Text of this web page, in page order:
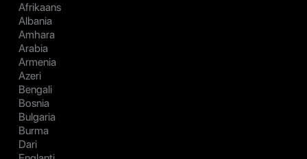
Afrikaans
Albania
Amhara
Arabia
Armenia
Azeri
Bengali
Bosnia
Bulgaria
Burma
Dari